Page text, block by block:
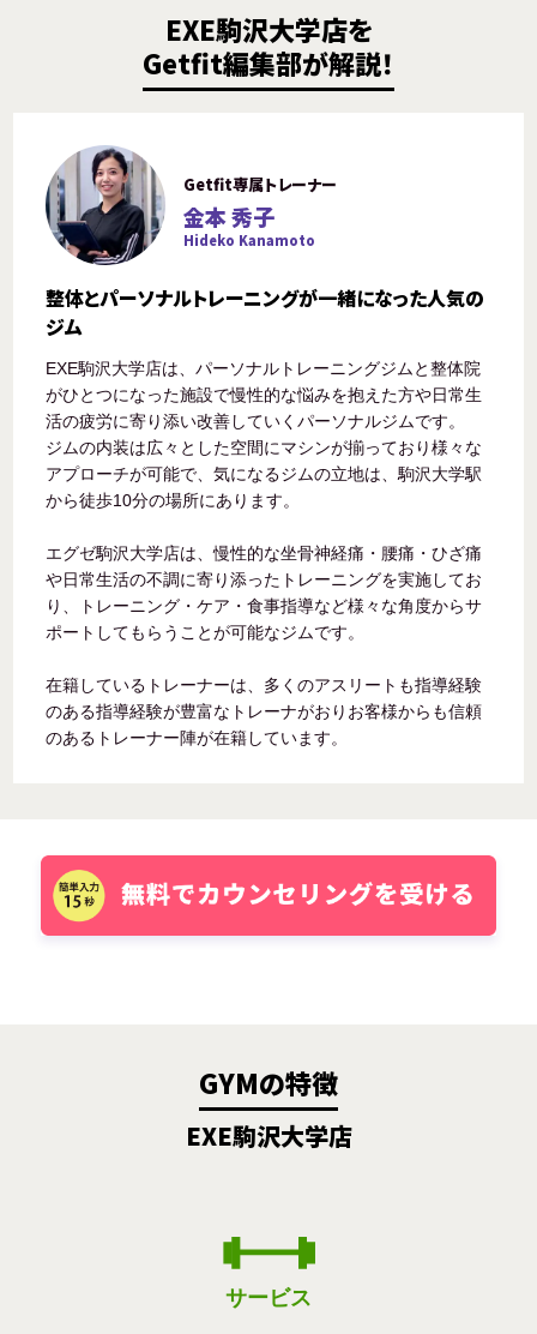
EXE駒沢大学店を
Getfit編集部が解説！
Getfit専属トレーナー
金本 秀子
Hideko Kanamoto
整体とパーソナルトレーニングが一緒になった人気の
ジム
EXE駒沢大学店は、パーソナルトレーニングジムと整体院
がひとつになった施設で慢性的な悩みを抱えた方や日常生
活の疲労に寄り添い改善していくパーソナルジムです。
ジムの内装は広々とした空間にマシンが揃っており様々な
アプローチが可能で、気になるジムの立地は、駒沢大学駅
から徒歩10分の場所にあります。
エグゼ駒沢大学店は、慢性的な坐骨神経痛・腰痛・ひざ痛
や日常生活の不調に寄り添ったトレーニングを実施してお
り、トレーニング・ケア・食事指導など様々な角度からサ
ポートしてもらうことが可能なジムです。
在籍しているトレーナーは、多くのアスリートも指導経験
のある指導経験が豊富なトレーナがおりお客様からも信頼
のあるトレーナー陣が在籍しています。
GYMの特徴
EXE駒沢大学店
サービス